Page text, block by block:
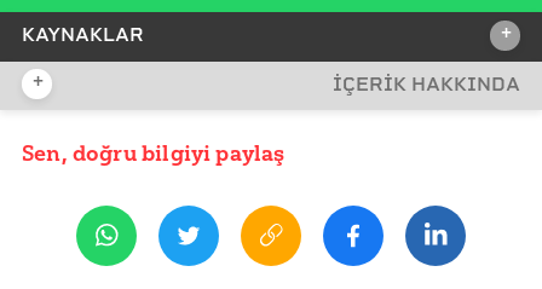
KAYNAKLAR +
İDDİA KAYNAĞI
İddia Kaynağı
REFERANSLAR
Nüfus ve Vatandaşlık Genel Müdürlüğü
+ İÇERİK HAKKINDA
YAYIN TARİHİ
Sen, doğru bilgiyi paylaş